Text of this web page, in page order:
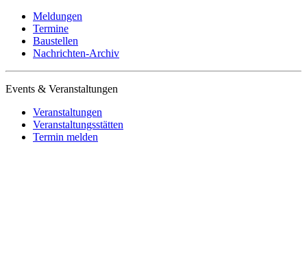
Meldungen
Termine
Baustellen
Nachrichten-Archiv
Events & Veranstaltungen
Veranstaltungen
Veranstaltungsstätten
Termin melden